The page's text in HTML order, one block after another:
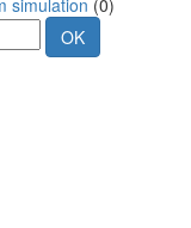
simulation (0)